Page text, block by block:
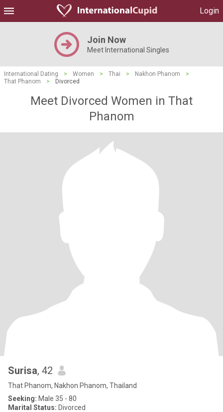
Login
Join Now
Meet International Singles
International Dating > Women > Thai > Nakhon Phanom
>
That Phanom
> Divorced
Meet Divorced Women in That
Phanom
Surisa, 42
That Phanom, Nakhon Phanom, Thailand
Seeking: Male 35 - 80
Marital Status: Divorced